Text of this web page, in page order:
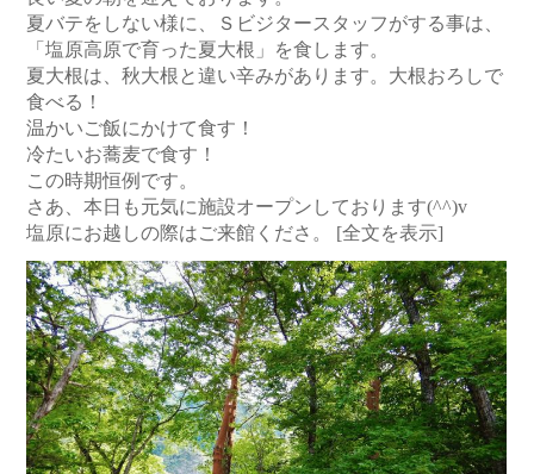
夏バテをしない様に、Ｓビジタースタッフがする事は、
「塩原高原で育った夏大根」を食します。
夏大根は、秋大根と違い辛みがあります。大根おろしで
食べる！
温かいご飯にかけて食す！
冷たいお蕎麦で食す！
この時期恒例です。
さあ、本日も元気に施設オープンしております(^^)v
塩原にお越しの際はご来館くださ。 [全文を表示]